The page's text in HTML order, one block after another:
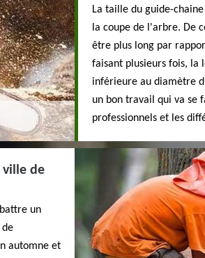
La taille du guide-
la coupe de l'arbre. De
être plus long par
faisant plusieurs fois, la
inférieure au diamètre
un bon travail qui va se
professionnels et les
ville de
un
de
automne et